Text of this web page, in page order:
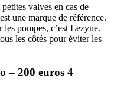
valves en cas de
une marque de référence.
pompes, c’est Lezyne.
les côtés pour éviter les
– 200 euros 4